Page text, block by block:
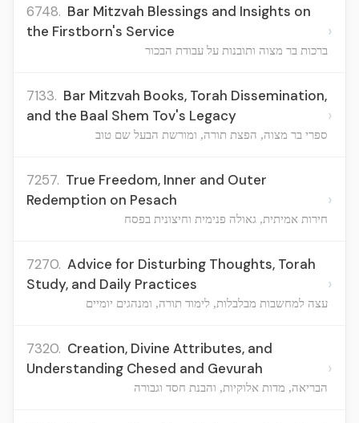
6748. Bar Mitzvah Blessings and Insights on
the Firstborn's Service
ברכות בר מצוה ותובנות על עבודת הבכור
›
7133. Bar Mitzvah Books, Torah Dissemination,
and the Baal Shem Tov's Legacy
ספרי בר מצוה, הפצת תורה, ומורשת הבעל שם טוב
›
7257. True Freedom, Inner and Outer
Redemption on Pesach
חירות אמיתית, גאולה פנימית וחיצונית בפסח
›
7270. Advice for Disturbing Thoughts, Torah
Study, and Daily Practices
עצה למחשבות מבלבלות, לימוד תורה, ומנהגים יומיים
›
7320. Creation, Divine Attributes, and
Understanding Chesed and Gevurah
הבריאה, מדות אלוקיות, והבנת חסד וגבורה
›